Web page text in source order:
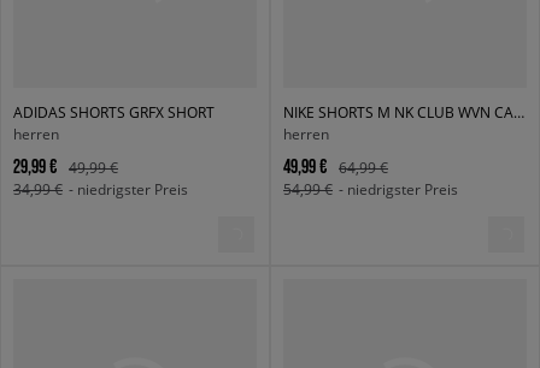
ADIDAS SHORTS GRFX SHORT
herren
29,99 €
49,99 €
34,99 € - niedrigster Preis
NIKE SHORTS M NK CLUB WVN CARGO SHORT
herren
49,99 €
64,99 €
54,99 € - niedrigster Preis